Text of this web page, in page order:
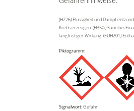
(H226) Flüssigkeit und Dampf
Krebs erzeugen. (H350i) Kann bei
langfristiger Wirkung. (EUH201)
Piktogramm:
Signalwort:Gefahr